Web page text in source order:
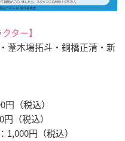
ター】
葦木場拓斗・銅橋正清・新
（税込）
（税込）
1,000円（税込）